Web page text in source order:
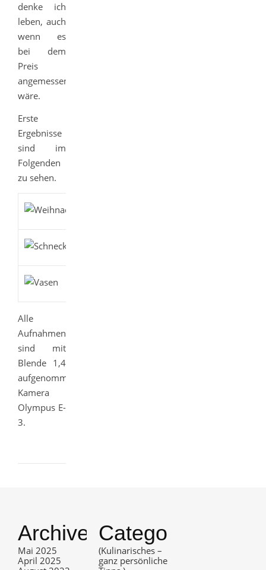
denke ich
leben, auch
wenn es
bei dem
Preis
angemessen
wäre.
Erste
Ergebnisse
sind im
Folgenden
zu sehen.
Alle
Aufnahmen
sind mit
Blende 1,4
aufgenommen,
Kamera
Olympus E-
3.
Archives
Mai 2025
April 2025
Categories
(Kulinarisches –
ganz persönliche